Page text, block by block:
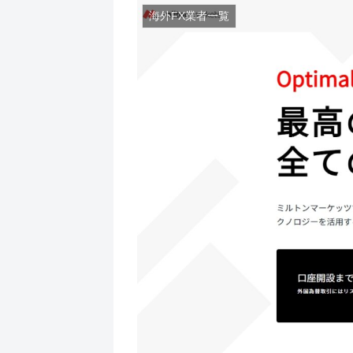
海外FX業者一覧